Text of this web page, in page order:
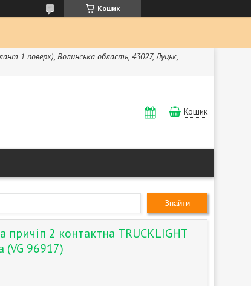
Кошик
1 поверх), Волинська область, 43027, Луцьк,
Кошик
Знайти
причіп 2 контактна TRUCKLIGHT
(VG 96917)